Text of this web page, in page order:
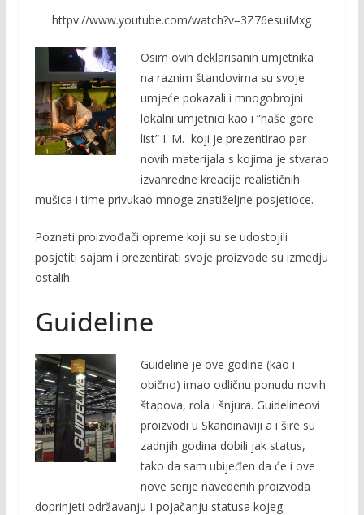
httpv://www.youtube.com/watch?v=3Z76esuiMxg
Osim ovih deklarisanih umjetnika
na raznim štandovima su svoje
umjeće pokazali i mnogobrojni
lokalni umjetnici kao i ”naše gore
list” I. M. koji je prezentirao par
novih materijala s kojima je stvarao
izvanredne kreacije realističnih
mušica i time privukao mnoge znatiželjne posjetioce.
Poznati proizvođači opreme koji su se udostojili
posjetiti sajam i prezentirati svoje proizvode su izmedju
ostalih:
Guideline
Guideline je ove godine (kao i
obično) imao odličnu ponudu novih
štapova, rola i šnjura. Guidelineovi
proizvodi u Skandinaviji a i šire su
zadnjih godina dobili jak status,
tako da sam ubijeđen da će i ove
nove serije navedenih proizvoda
doprinjeti održavanju I pojačanju statusa kojeg